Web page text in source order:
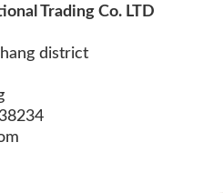
Trading Co. LTD
district